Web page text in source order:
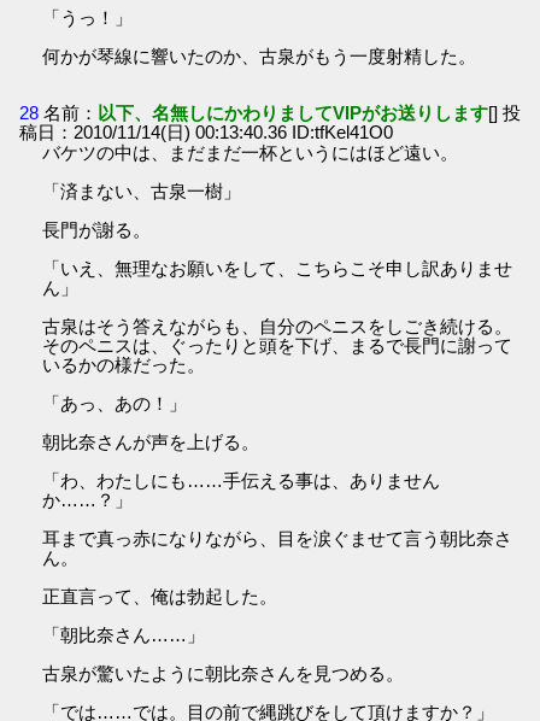
「うっ！」
何かが琴線に響いたのか、古泉がもう一度射精した。
28 名前： 以下、名無しにかわりましてVIPがお送りします[] 投
稿日：2010/11/14(日) 00:13:40.36 ID:tfKel41O0
バケツの中は、まだまだ一杯というにはほど遠い。
「済まない、古泉一樹」
長門が謝る。
「いえ、無理なお願いをして、こちらこそ申し訳ありませ
ん」
古泉はそう答えながらも、自分のペニスをしごき続ける。
そのペニスは、ぐったりと頭を下げ、まるで長門に謝って
いるかの様だった。
「あっ、あの！」
朝比奈さんが声を上げる。
「わ、わたしにも……手伝える事は、ありません
か……？」
耳まで真っ赤になりながら、目を涙ぐませて言う朝比奈さ
ん。
正直言って、俺は勃起した。
「朝比奈さん……」
古泉が驚いたように朝比奈さんを見つめる。
「では……では。目の前で縄跳びをして頂けますか？」